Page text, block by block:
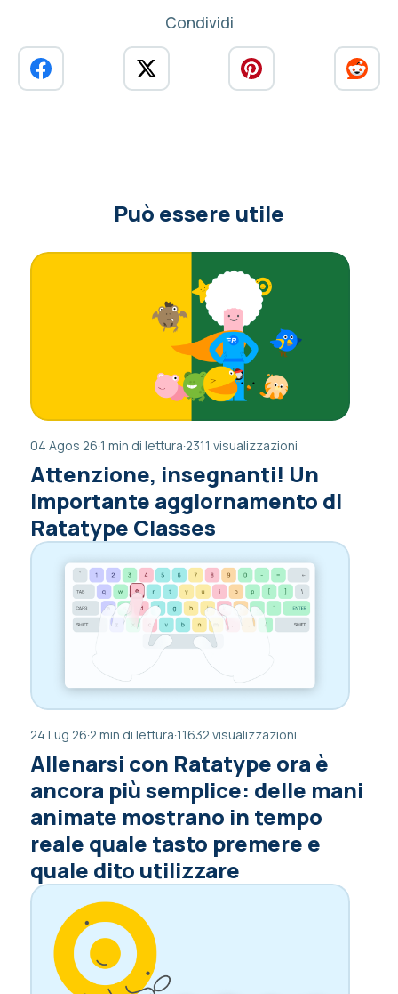
Condividi
Può essere utile
04 Agos 26·1 min di lettura·2311 visualizzazioni
Attenzione, insegnanti! Un
importante aggiornamento di
Ratatype Classes
24 Lug 26·2 min di lettura·11632 visualizzazioni
Allenarsi con Ratatype ora è
ancora più semplice: delle mani
animate mostrano in tempo
reale quale tasto premere e
quale dito utilizzare